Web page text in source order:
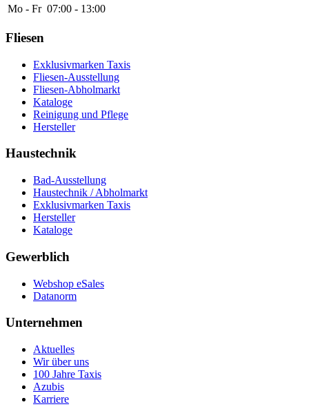
Mo - Fr 07:00 - 13:00
Fliesen
Exklusivmarken Taxis
Fliesen-Ausstellung
Fliesen-Abholmarkt
Kataloge
Reinigung und Pflege
Hersteller
Haustechnik
Bad-Ausstellung
Haustechnik / Abholmarkt
Exklusivmarken Taxis
Hersteller
Kataloge
Gewerblich
Webshop eSales
Datanorm
Unternehmen
Aktuelles
Wir über uns
100 Jahre Taxis
Azubis
Karriere